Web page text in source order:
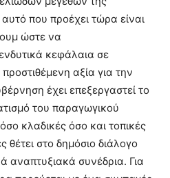
που προέχει τώρα είναι
ώστε να
κεφάλαια σε
αξία για την
έχει επεξεργαστεί το
του παραγωγικού
κλαδικές όσο και τοπικές
θέτει στο δημόσιο διάλογο
αναπτυξιακά συνέδρια. Για